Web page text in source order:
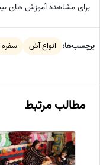
برای مشاهده آموزش های
برچسب‌ها: انواع آش سفره
مطالب مرتبط